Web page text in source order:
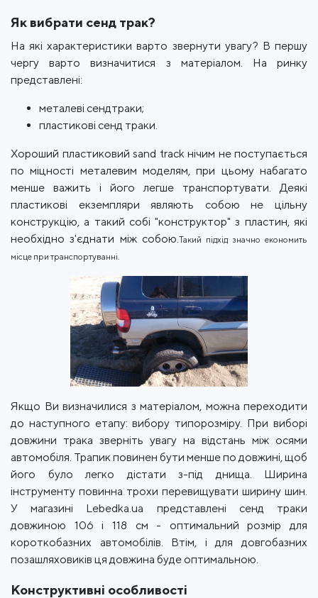
Як вибрати сенд трак?
На які характеристики варто звернути увагу? В першу
чергу варто визначитися з матеріалом. На ринку
представлені:
металеві сендтраки;
пластикові сенд траки.
Хороший пластиковий sand track нічим не поступається
по міцності металевим моделям, при цьому набагато
менше важить і його легше транспортувати. Деякі
пластикові екземпляри являють собою не цільну
конструкцію, а такий собі "конструктор" з пластин, які
необхідно з'єднати між собою.Такий підхід значно економить
місце при транспортуванні.
Якщо Ви визначилися з матеріалом, можна переходити
до наступного етапу: вибору типорозміру. При виборі
довжини трака зверніть увагу на відстань між осями
автомобіля. Трапик повинен бути менше по довжині, щоб
його було легко дістати з-під днища. Ширина
інструменту повинна трохи перевищувати ширину шин.
У магазині Lebedka.ua представлені сенд траки
довжиною 106 і 118 см - оптимальний розмір для
короткобазних автомобілів. Втім, і для довгобазних
позашляховиків ця довжина буде оптимальною.
Конструктивні особливості